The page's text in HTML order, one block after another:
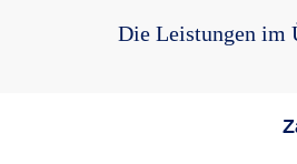
Die Leistungen im